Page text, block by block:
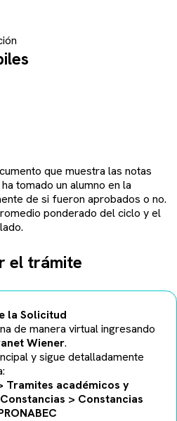
que muestra las notas
tomado un alumno en la
de si fueron aprobados o no.
ponderado del ciclo y el
el trámite
la Solicitud
de manera virtual ingresando
Wiener.
y sigue detalladamente
Tramites académicos y
> Constancias